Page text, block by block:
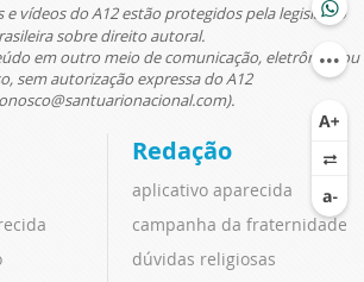
vídeos do A12 estão protegidos pela legislação
sobre direito autoral.
em outro meio de comunicação, eletrônico ou
sem autorização expressa do A12
Redação
aplicativo aparecida
campanha da fraternidade
dúvidas religiosas